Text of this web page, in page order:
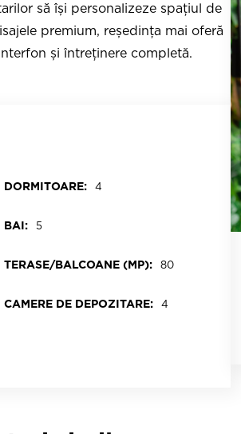
să își personalizeze spațiul de
premium, reședința mai oferă
și întreținere completă.
DORMITOARE: 4
BAI: 5
TERASE/BALCOANE (MP): 80
CAMERE DE DEPOZITARE: 4